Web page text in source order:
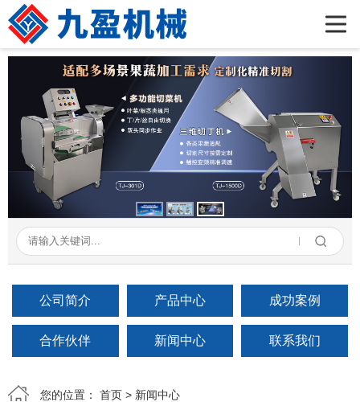
公司简介
产品展示
新闻资讯
成功案例
在线留言
联系我们
公司简介 产品中心 成功案例
合作伙伴 新闻中心 联系我们
您的位置： 首页 > 新闻中心